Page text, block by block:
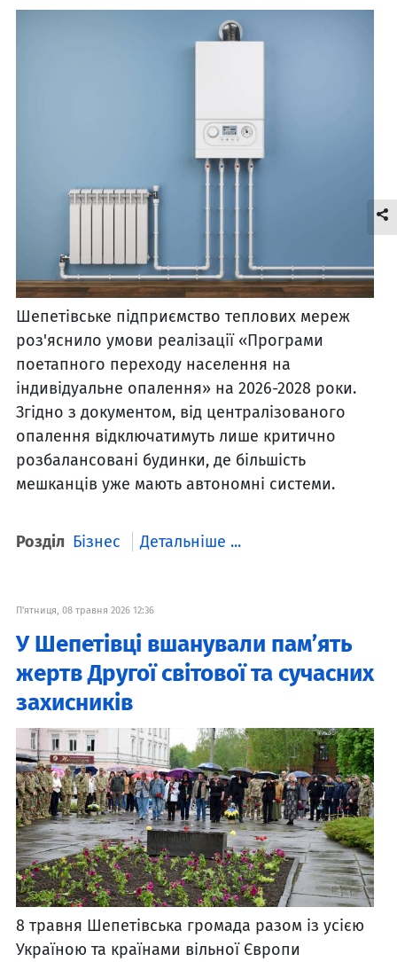
Шепетівське підприємство теплових мереж
роз'яснило умови реалізації «Програми
поетапного переходу населення на
індивідуальне опалення» на 2026-2028 роки.
Згідно з документом, від централізованого
опалення відключатимуть лише критично
розбалансовані будинки, де більшість
мешканців уже мають автономні системи.
Розділ Бізнес Детальніше ...
П'ятниця, 08 травня 2026 12:36
У Шепетівці вшанували пам’ять
жертв Другої світової та сучасних
захисників
8 травня Шепетівська громада разом із усією
Україною та країнами вільної Європи